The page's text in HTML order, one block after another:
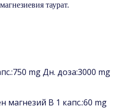
таурат.
mg Дн. доза:3000 mg
магнезий В 1 капс.:60 mg